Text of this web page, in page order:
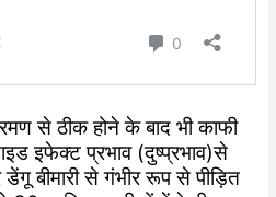
से ठीक होने के बाद भी काफी
इफेक्ट प्रभाव (दुष्प्रभाव)से
बीमारी से गंभीर रूप से पीड़ित